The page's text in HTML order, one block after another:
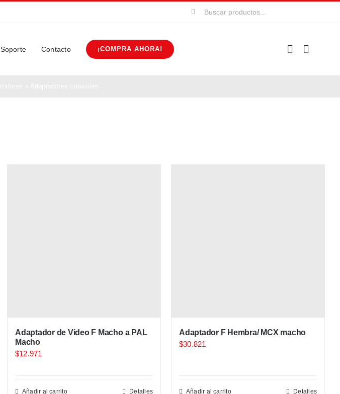
Buscar:
Soporte Contacto ¡COMPRA AHORA!
Adaptador de Video F Macho a PAL
Macho
$12.971
Añadir al carrito Detalles
Adaptador F Hembra/ MCX macho
$30.821
Añadir al carrito Detalles